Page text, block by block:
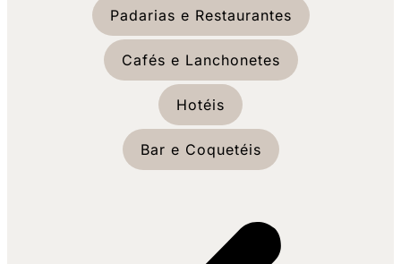
Padarias e Restaurantes
Cafés e Lanchonetes
Hotéis
Bar e Coquetéis